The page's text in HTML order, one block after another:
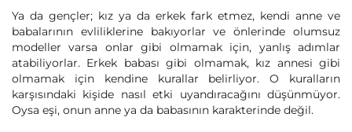
Ya da gençler; kız ya da erkek fark etmez, kendi anne ve
babalarının evliliklerine bakıyorlar ve önlerinde olumsuz
modeller varsa onlar gibi olmamak için, yanlış adımlar
atabiliyorlar. Erkek babası gibi olmamak, kız annesi gibi
olmamak için kendine kurallar belirliyor. O kuralların
karşısındaki kişide nasıl etki uyandıracağını düşünmüyor.
Oysa eşi, onun anne ya da babasının karakterinde değil.